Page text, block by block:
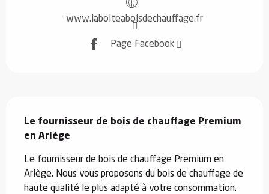
www.laboiteaboisdechauffage.fr
Page Facebook
Le fournisseur de bois de chauffage Premium
en Ariège
Le fournisseur de bois de chauffage Premium en
Ariège. Nous vous proposons du bois de chauffage de
haute qualité le plus adapté à votre consommation.